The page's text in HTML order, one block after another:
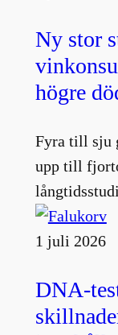
Ny stor
högre
Fyra till sju
upp till
1 juli 2026
DNA-